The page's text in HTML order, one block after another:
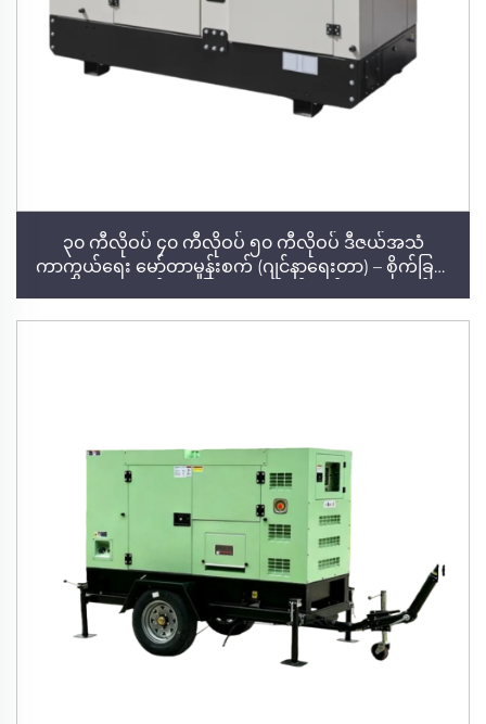
၃၀ ကီလိုဝပ် ၄၀ ကီလိုဝပ် ၅၀ ကီလိုဝပ် ဒီဇယ်အသံ
ကာကွယ်ရေး မော်တာမှုန်းစက် (ဂျင်နာရေးတာ) – စိုက်ခြင်း